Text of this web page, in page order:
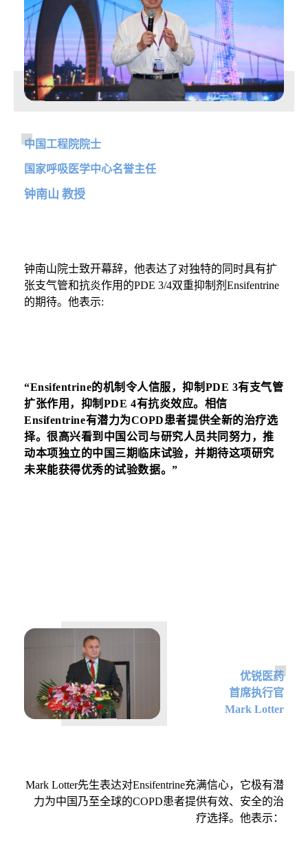
中国工程院院士
国家呼吸医学中心名誉主任
钟南山 教授
钟南山院士致开幕辞，他表达了对独特的同时具有扩
张支气管和抗炎作用的PDE 3/4双重抑制剂Ensifentrine
的期待。 他表示:
“Ensifentrine的机制令人信服，抑制PDE 3有支气管
扩张作用，抑制PDE 4有抗炎效应。相信
Ensifentrine有潜力为COPD患者提供全新的治疗选
择。很高兴看到中国公司与研究人员共同努力，推
动本项独立的中国三期临床试验，并期待这项研究
未来能获得优秀的试验数据。”
优锐医药
首席执行官
Mark Lotter
Mark Lotter先生表达对Ensifentrine充满信心，它极有潜
力为中国乃至全球的COPD患者提供有效、安全的治
疗选择。他表示：